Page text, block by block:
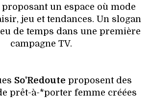
DES MARQUES
DÉCO
proposant un espace où mode
jeu et tendances. Un slogan
de temps dans une première
campagne TV.
So'Redoute proposent des
prêt-à-*porter femme créées